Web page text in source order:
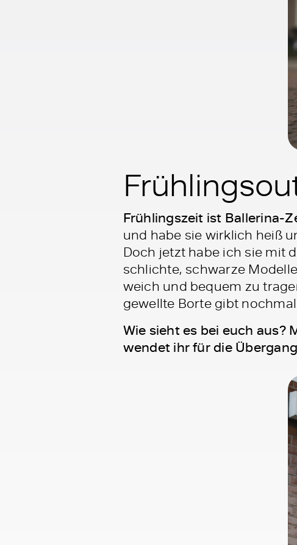
Frühlingszeit ist Ballerina-
und habe sie wirklich heiß
Doch jetzt habe ich sie mit
schlichte, schwarze
weich und bequem zu
gewellte Borte gibt
Wie sieht es bei euch
wendet ihr für die